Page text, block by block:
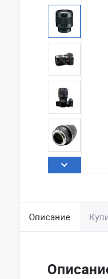
Описание